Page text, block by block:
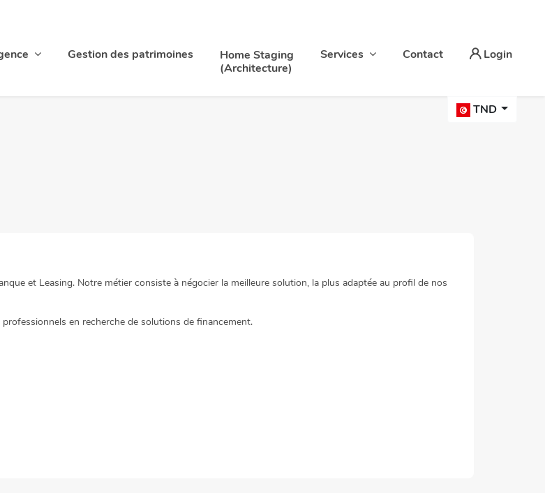
Gestion des patrimoines
Home Staging
(Architecture)
Services Contact Login
TND
et Leasing. Notre métier consiste à négocier la meilleure solution, la plus adaptée au profil de nos
en recherche de solutions de financement.